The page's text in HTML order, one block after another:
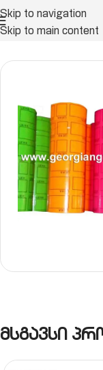
Skip to navigation
Skip to main content
მსგავსი